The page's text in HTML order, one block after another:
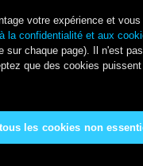
votre expérience et
la confidentialité et aux
sur chaque page). Il n'est
que des cookies
les cookies non